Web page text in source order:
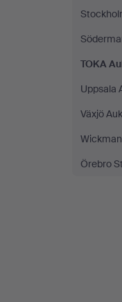
TOKA
Uppsala
Växjö
Örebro